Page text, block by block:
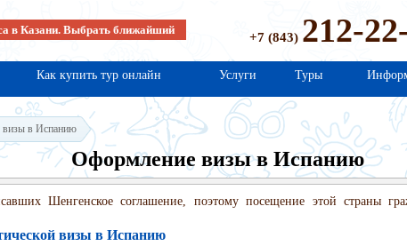
в Казани. Выбрать ближайший
+7 (843) 212-
Как купить тур онлайн Услуги Туры
в Испанию
Оформление визы в Испанию
Шенгенское соглашение, поэтому посещение этой страны
визы в Испанию